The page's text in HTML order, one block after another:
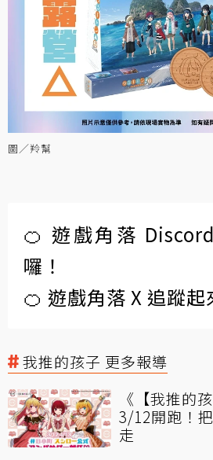
圖／羚幫
🍊 遊戲角落
囉！
🍊 遊戲角落 X 追蹤起
我推的孩子 更多報導
《【我推的
3/12開跑！
走